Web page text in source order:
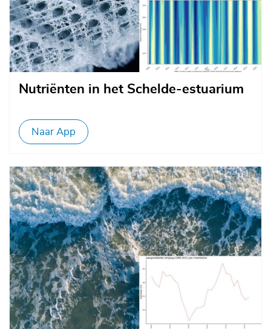
Nutriënten in het Schelde-estuarium
Naar App
Afbeelding